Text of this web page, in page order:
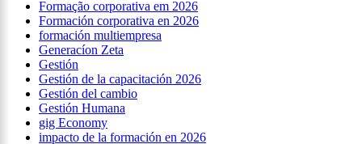
Formação corporativa em 2026
Formación corporativa en 2026
formación multiempresa
Generacíon Zeta
Gestión
Gestión de la capacitación 2026
Gestión del cambio
Gestión Humana
gig Economy
impacto de la formación en 2026